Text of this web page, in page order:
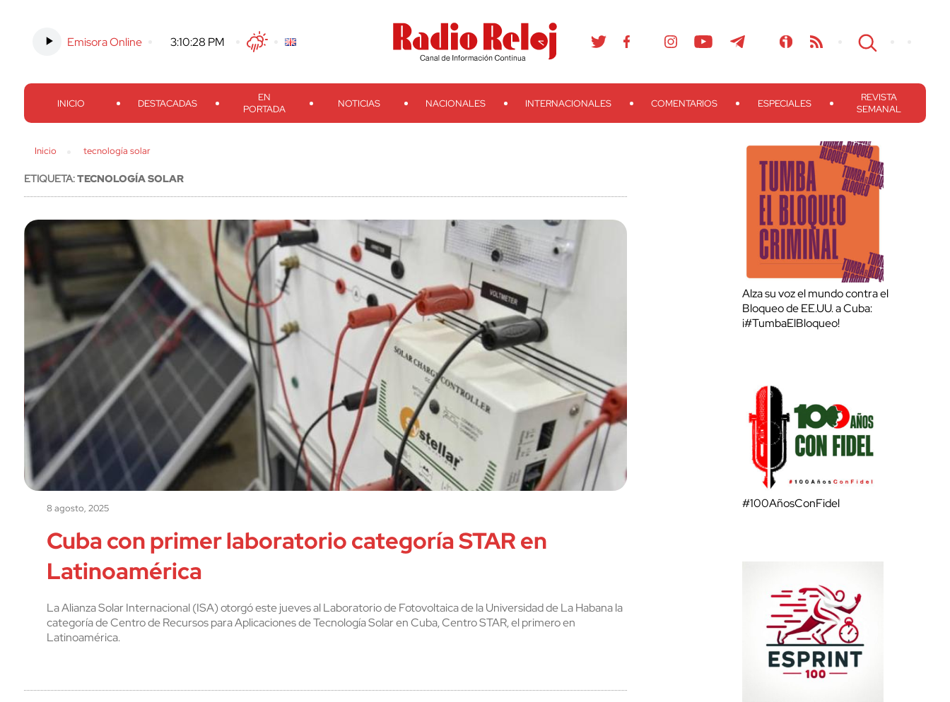
Emisora Online -3:10:29 PM TwitterFacebook
Threads
Instagram TelegramTeveo Ivoox RSS Search
INICIO DESTACADAS
EN
PORTADA
NOTICIAS NACIONALES INTERNACIONALES COMENTARIOS ESPECIALES
REVISTA
SEMANAL
Inicio tecnología solar
ETIQUETA:TECNOLOGÍA SOLAR
8 agosto, 2025
Cuba con primer laboratorio categoría STAR en
Latinoamérica
La Alianza Solar Internacional (ISA) otorgó este jueves al Laboratorio de Fotovoltaica de la Universidad de La Habana la
categoría de Centro de Recursos para Aplicaciones de Tecnología Solar en Cuba, Centro STAR, el primero en
Latinoamérica.
Alza su voz el mundo contra el
Bloqueo de EE.UU. a Cuba:
¡#TumbaElBloqueo!
#100AñosConFidel